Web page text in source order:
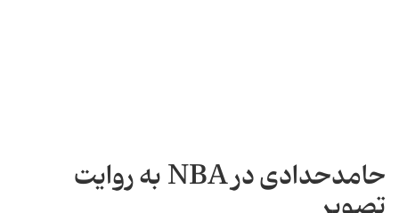
حامدحدادی در NBA به روایت